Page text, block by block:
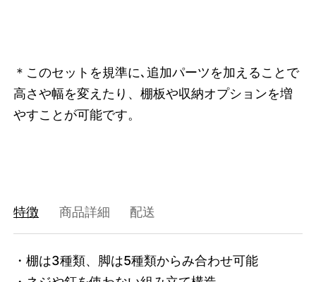
＊このセットを規準に､追加パーツを加えることで
高さや幅を変えたり、棚板や収納オプションを増
やすことが可能です。
特徴 商品詳細 配送
・棚は3種類、脚は5種類からみ合わせ可能